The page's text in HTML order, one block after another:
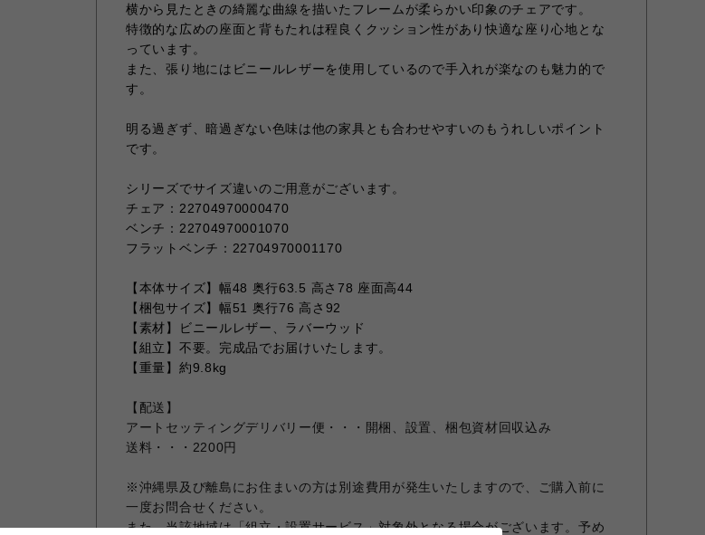
横から見たときの綺麗な曲線を描いたフレームが柔らかい印象のチェアです。
特徴的な広めの座面と背もたれは程良くクッション性があり快適な座り心地とな
っています。
また、張り地にはビニールレザーを使用しているので手入れが楽なのも魅力的で
す。
明る過ぎず、暗過ぎない色味は他の家具とも合わせやすいのもうれしいポイント
です。
シリーズでサイズ違いのご用意がございます。
チェア：22704970000470
ベンチ：22704970001070
フラットベンチ：22704970001170
【本体サイズ】幅48 奥行63.5 高さ78 座面高44
【梱包サイズ】幅51 奥行76 高さ92
【素材】ビニールレザー、ラバーウッド
【組立】不要。完成品でお届けいたします。
【重量】約9.8kg
【配送】
アートセッティングデリバリー便・・・開梱、設置、梱包資材回収込み
送料・・・2200円
※沖縄県及び離島にお住まいの方は別途費用が発生いたしますので、ご購入前に
一度お問合せください。
また、当該地域は「組立・設置サービス」対象外となる場合がございます。予め